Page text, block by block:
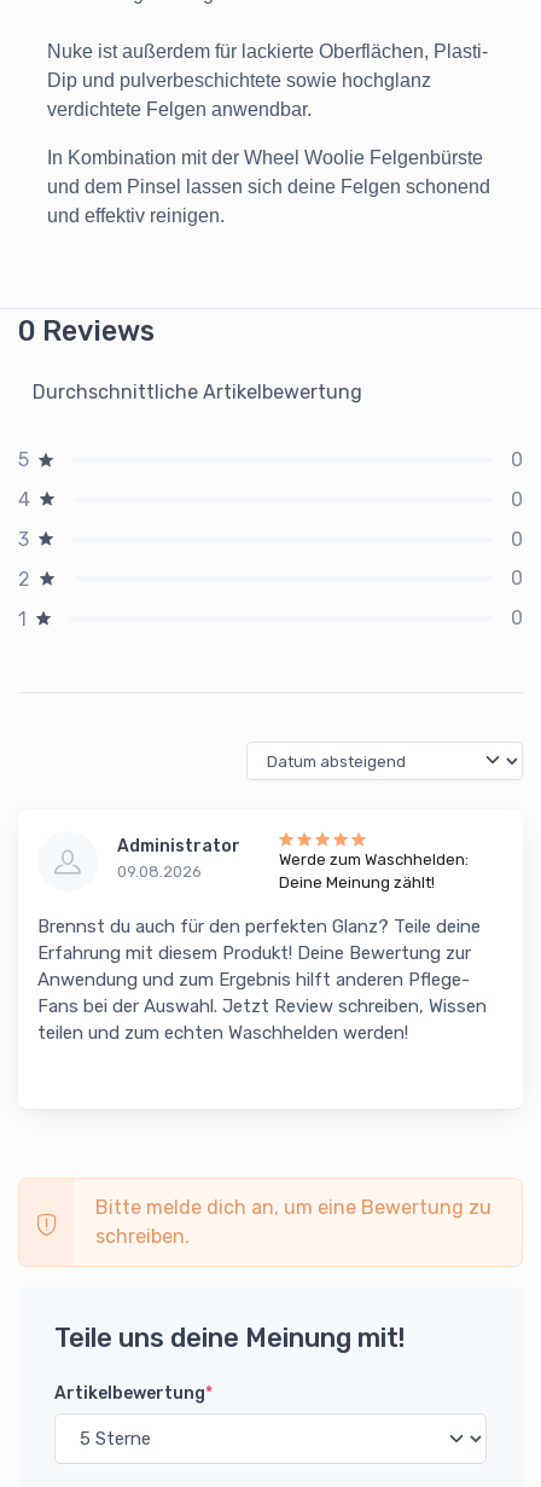
Nuke ist außerdem für lackierte Oberflächen, Plasti-
Dip und pulverbeschichtete sowie hochglanz
verdichtete Felgen anwendbar.
In Kombination mit der Wheel Woolie Felgenbürste
und dem Pinsel lassen sich deine Felgen schonend
und effektiv reinigen.
0 Reviews
Durchschnittliche Artikelbewertung
5
0
4
0
3
0
2
0
1
0
Administrator
09.08.2026
Werde zum Waschhelden:
Deine Meinung zählt!
Brennst du auch für den perfekten Glanz? Teile deine
Erfahrung mit diesem Produkt! Deine Bewertung zur
Anwendung und zum Ergebnis hilft anderen Pflege-
Fans bei der Auswahl. Jetzt Review schreiben, Wissen
teilen und zum echten Waschhelden werden!
Bitte melde dich an, um eine Bewertung zu
schreiben.
Teile uns deine Meinung mit!
Artikelbewertung*